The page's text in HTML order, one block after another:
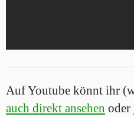
Auf Youtube könnt ihr
auch direkt ansehen oder